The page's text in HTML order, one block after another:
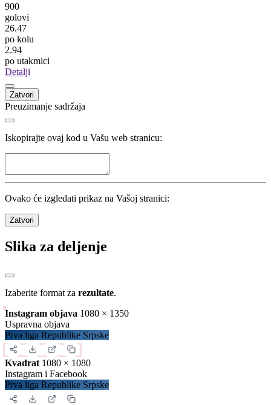
Abid Mujagić
Zvijezda 09
Etno Selo Stanišići
17
Ognjen Škorić
Laktaši
Laktaši
Statistika
306/306
Nerešeno
Gost
900
26.47
po utakmici
Detalji
Zatvori
Preuzimanje sadržaja
Iskopirajte ovaj kod u Vašu web stranicu: